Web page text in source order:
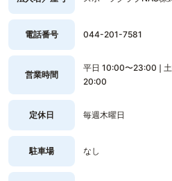
電話番号 044-201-7581
営業時間
平日 10:00〜23:00❘
20:00
定休日 毎週木曜日
駐車場 なし